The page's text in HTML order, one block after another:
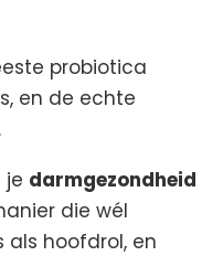
probiotica
en de echte
je darmgezondheid
die wél
als hoofdrol, en